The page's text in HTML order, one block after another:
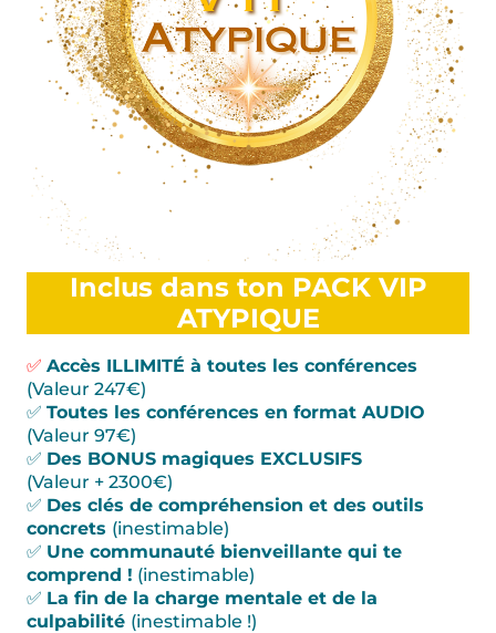
Inclus dans ton PACK VIP
ATYPIQUE
✅ Accès ILLIMITÉ à toutes les conférences
(Valeur 247€)
✅ Toutes les conférences en format AUDIO
(Valeur 97€)
✅ Des BONUS magiques EXCLUSIFS
(Valeur + 2300€)
✅ Des clés de compréhension et des outils
concrets (inestimable)
✅ Une communauté bienveillante qui te
comprend ! (inestimable)
✅ La fin de la charge mentale et de la
culpabilité (inestimable !)